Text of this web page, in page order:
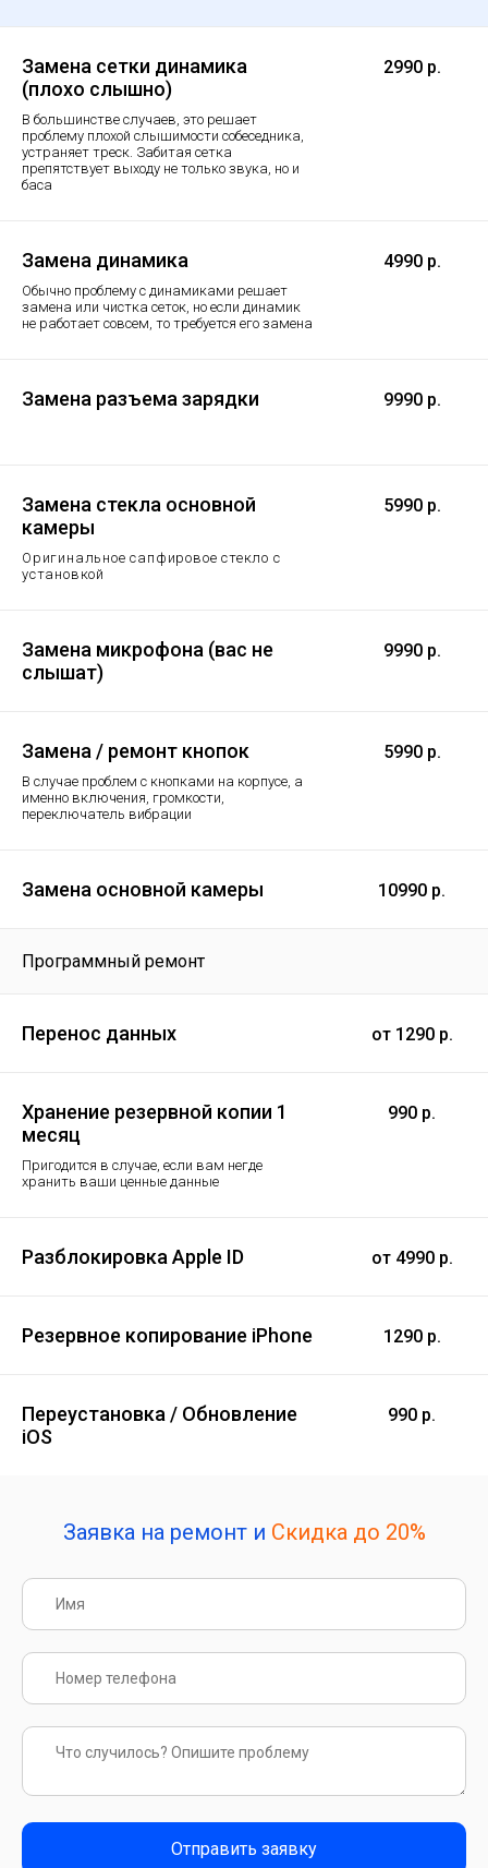
Замена сетки динамика
(плохо слышно)
В большинстве случаев, это решает
проблему плохой слышимости собеседника,
устраняет треск. Забитая сетка
препятствует выходу не только звука, но и
баса
2990 р.
Замена динамика
Обычно проблему с динамиками решает
замена или чистка сеток, но если динамик
не работает совсем, то требуется его замена
4990 р.
Замена разъема зарядки 9990 р.
Замена стекла основной
камеры
Оригинальное сапфировое стекло с
установкой
5990 р.
Замена микрофона (вас не
слышат)
9990 р.
Замена / ремонт кнопок
В случае проблем с кнопками на корпусе, а
именно включения, громкости,
переключатель вибрации
5990 р.
Замена основной камеры 10990 р.
Программный ремонт
Перенос данных от 1290 р.
Хранение резервной копии 1
месяц
Пригодится в случае, если вам негде
хранить ваши ценные данные
990 р.
Разблокировка Apple ID от 4990 р.
Резервное копирование iPhone 1290 р.
Переустановка / Обновление
iOS
990 р.
Заявка на ремонт и Скидка до 20%
Отправить заявку